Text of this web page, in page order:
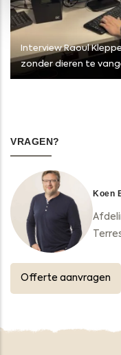
Interview Raoul
zonder dieren te
VRAGEN?
Koen
Offerte aanvragen